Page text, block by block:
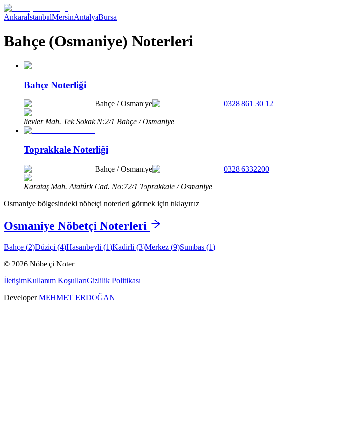
AnkaraİstanbulMersinAntalyaBursa
Bahçe (Osmaniye) Noterleri
Bahçe Noterliği
Bahçe /Osmaniye 0328 861 30 12
lievler Mah. Tek Sokak N:2/1 Bahçe / Osmaniye
Toprakkale Noterliği
Bahçe /Osmaniye 0328 6332200
Karataş Mah. Atatürk Cad. No:72/1 Toprakkale / Osmaniye
Osmaniye bölgesindeki nöbetçi noterleri görmek için tıklayınız
Osmaniye Nöbetçi Noterleri
Bahçe (2)Düziçi (4)Hasanbeyli (1)Kadirli (3)Merkez (9)Sumbas (1)
© 2026 Nöbetçi Noter
İletişimKullanım KoşullarıGizlilik Politikası
DeveloperMEHMET ERDOĞAN